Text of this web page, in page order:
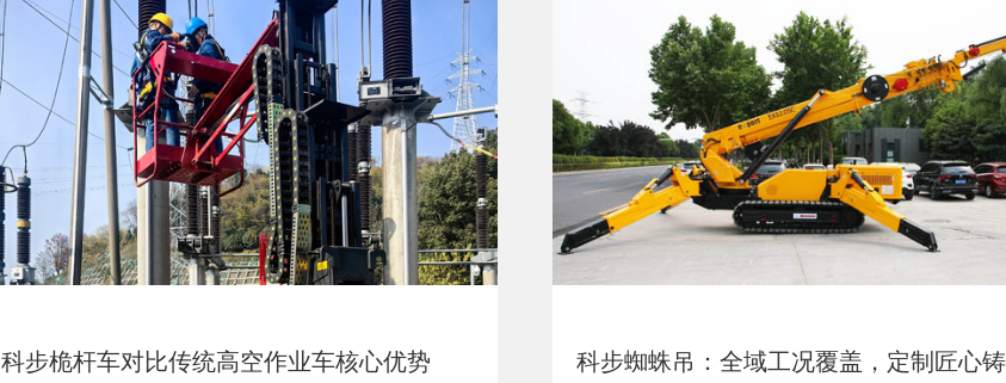
科步桅杆车对比传统高空作业车核心优势
科步蜘蛛吊：全域工况覆盖，定制匠心